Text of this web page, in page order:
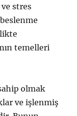
stres
temelleri
olmak
ve işlenmiş